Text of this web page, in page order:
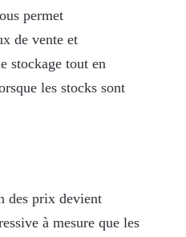
permet
de vente et
stockage tout en
les stocks sont
des prix devient
à mesure que les